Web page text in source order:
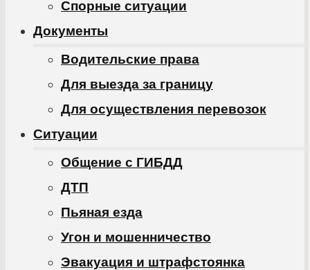
Спорные ситуации
Документы
Водительские права
Для выезда за границу
Для осуществления перевозок
Ситуации
Общение с ГИБДД
ДТП
Пьяная езда
Угон и мошенничество
Эвакуация и штрафстоянка